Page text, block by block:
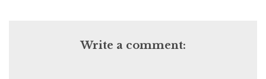
Write a comment: